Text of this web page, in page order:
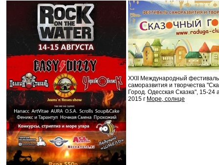
XXII Международный фестиваль
саморазвития и творчества
Город. Одесская Сказка", 15-24
2015 г Море, солнце